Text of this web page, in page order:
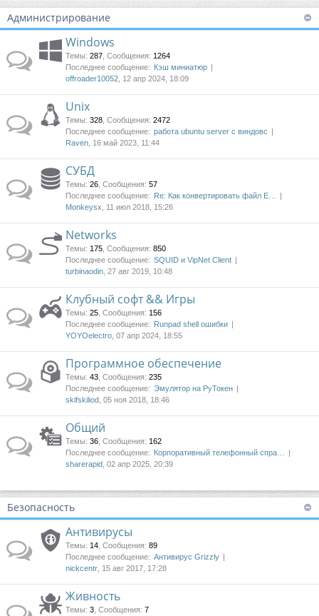
лк
и
ы тр
ац
Администрирование
Windows
Темы: 287 Сообщения: 1264
Последнее сообщение: Кэш миниатюр
offroader10052 , 12 апр 2024, 18:09
Unix
Темы: 328 Сообщения: 2472
Последнее сообщение: работа ubuntu server с виндовс
Raven , 16 май 2023, 11:44
СУБД
Темы: 26 Сообщения: 57
Последнее сообщение: Re: Как конвертировать файл E…
Monkeysx , 11 июл 2018, 15:26
Networks
Темы: 175 Сообщения: 850
Последнее сообщение: SQUID и VipNet Client
turbinaodin , 27 авг 2019, 10:48
Клубный софт && Игры
Темы: 25 Сообщения: 156
Последнее сообщение: Runpad shell ошибки
YOYOelectro , 07 апр 2024, 18:55
Программное обеспечение
Темы: 43 Сообщения: 235
Последнее сообщение: Эмулятор на РуТокен
skifskiliod , 05 ноя 2018, 18:46
Общий
Темы: 36 Сообщения: 162
Последнее сообщение: Корпоративный телефонный спра…
sharerapid , 02 апр 2025, 20:39
Безопасность
Антивирусы
Темы: 14 Сообщения: 89
Последнее сообщение: Антивирус Grizzly
nickcentr , 15 авг 2017, 17:28
Живность
Темы: 3 Сообщения: 7